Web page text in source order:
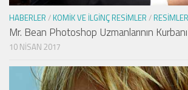
HABERLER / KOMIK VE İLGINÇ RESIMLER / RESIMLER
Mr. Bean Photoshop Uzmanlarının
10 NISAN 2017